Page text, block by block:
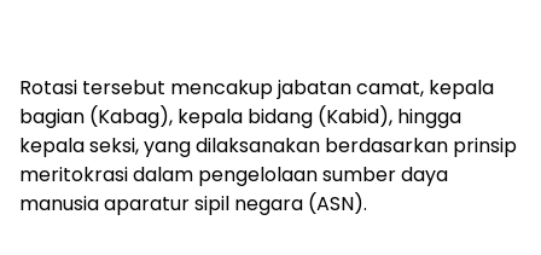
Rotasi tersebut mencakup jabatan camat, kepala
bagian (Kabag), kepala bidang (Kabid), hingga
kepala seksi, yang dilaksanakan berdasarkan prinsip
meritokrasi dalam pengelolaan sumber daya
manusia aparatur sipil negara (ASN).